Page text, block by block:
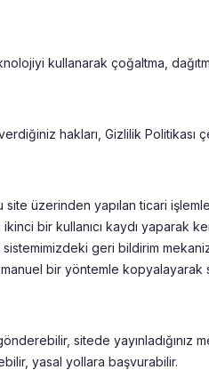
kullanarak çoğaltma,
hakları, Gizlilik Politikası
üzerinden yapılan ticari
bir kullanıcı kaydı yaparak
geri bildirim
bir yöntemle kopyalayarak
sitede
yasal yollara başvurabilir.